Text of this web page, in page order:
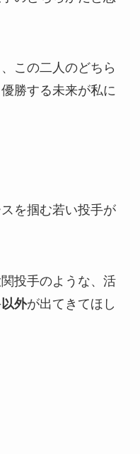
この二人のどちら
勝する未来が私に
を掴む若い投手が
投手のような、活
以外が出てきてほし